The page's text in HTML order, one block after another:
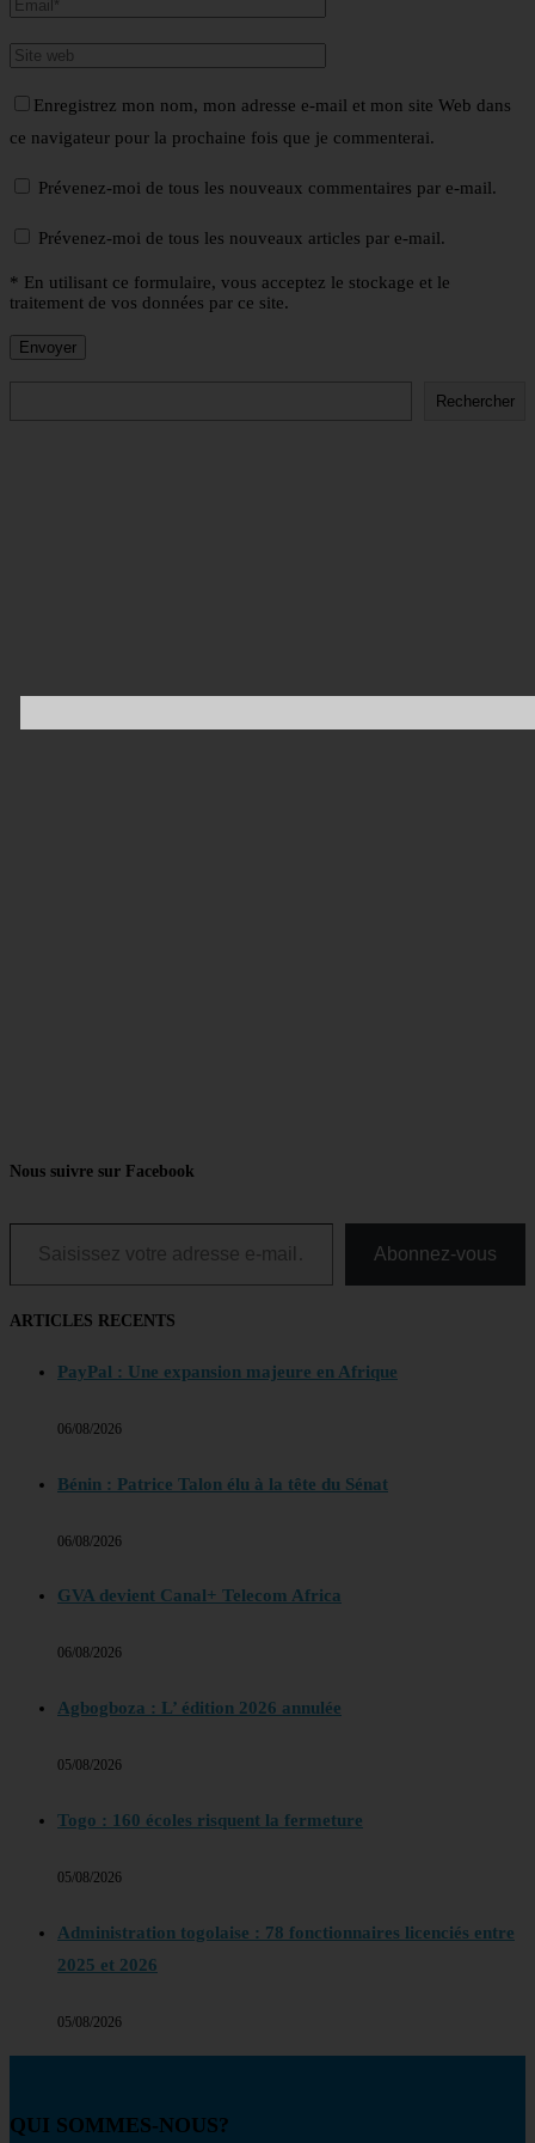
Enregistrez mon nom, mon adresse e-mail et mon site Web dans
ce navigateur pour la prochaine fois que je commenterai.
Prévenez-moi de tous les nouveaux commentaires par e-mail.
Prévenez-moi de tous les nouveaux articles par e-mail.
* En utilisant ce formulaire, vous acceptez le stockage et le
traitement de vos données par ce site.
Rechercher
Nous suivre sur Facebook
Saisissez votre adresse e-mail…
Abonnez-vous
ARTICLES RECENTS
PayPal : Une expansion majeure en Afrique
06/08/2026
Bénin : Patrice Talon élu à la tête du Sénat
06/08/2026
GVA devient Canal+ Telecom Africa
06/08/2026
Agbogboza : L’ édition 2026 annulée
05/08/2026
Togo : 160 écoles risquent la fermeture
05/08/2026
Administration togolaise : 78 fonctionnaires licenciés entre
2025 et 2026
05/08/2026
QUI SOMMES-NOUS?